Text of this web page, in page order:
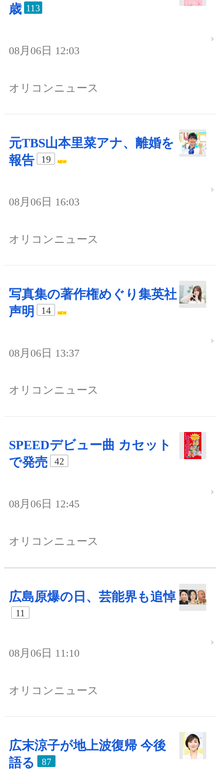
歳 113
08月06日 12:03
オリコンニュース
元TBS山本里菜アナ、離婚を
報告
19
08月06日 16:03
オリコンニュース
写真集の著作権めぐり集英社
声明
14
08月06日 13:37
オリコンニュース
SPEEDデビュー曲 カセット
で発売
42
08月06日 12:45
オリコンニュース
広島原爆の日、芸能界も追悼
11
08月06日 11:10
オリコンニュース
広末涼子が地上波復帰 今後
語る
87